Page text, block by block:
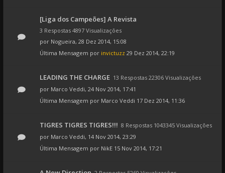
[Liga dos Campeões] A Revista
3 Respostas 4897 Visualizações
por Nogueira, 28 Dez 2014, 15:08
Última Mensagem por invictuzz 29 Dez 2014, 22:19
LEADING THE CHARGE 13 Respostas 22306 Visualizações
por Marco Veddi, 24 Nov 2014, 17:41
Última Mensagem por Marco Veddi 17 Dez 2014, 11:36
TIGRES TIGRES TIGRES!!! 8 Respostas 1043345 Visualizações
por Marco Veddi, 14 Nov 2014, 23:29
Última Mensagem por NikE 15 Nov 2014, 17:21